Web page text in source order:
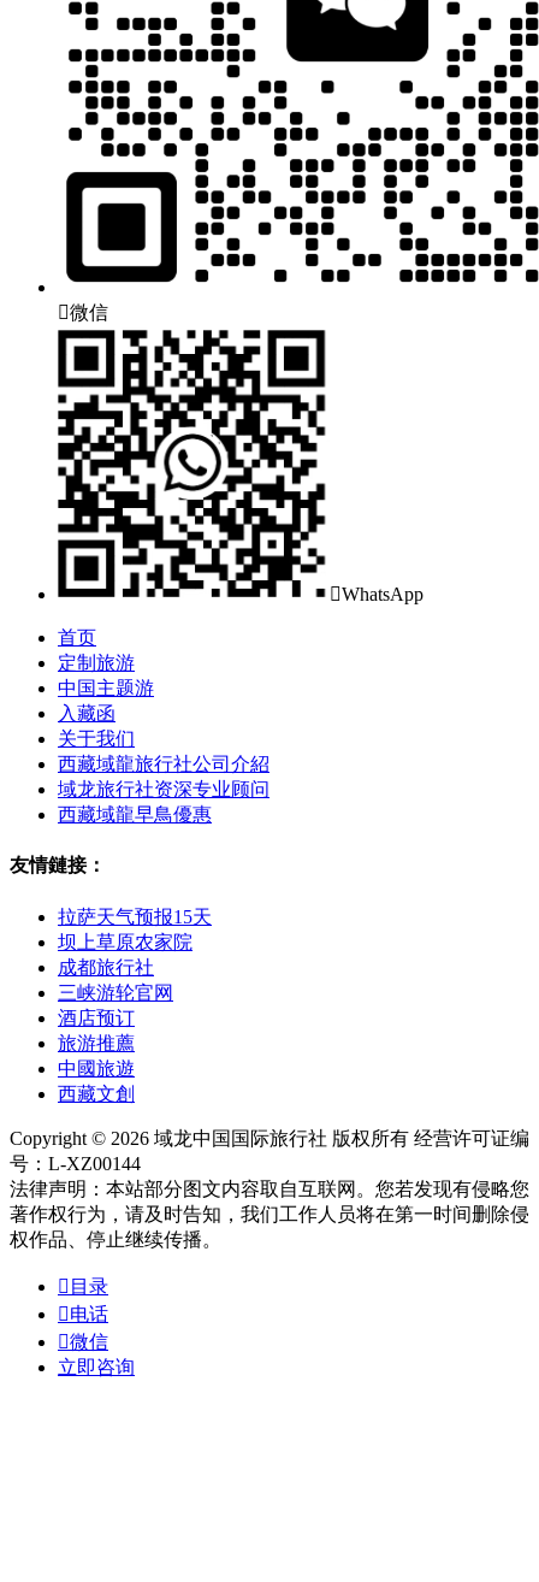
微信
WhatsApp
首页
定制旅游
中国主题游
入藏函
关于我们
西藏域龍旅行社公司介紹
域龙旅行社资深专业顾问
西藏域龍早鳥優惠
友情鏈接：
拉萨天气预报15天
坝上草原农家院
成都旅行社
三峡游轮官网
酒店预订
旅游推薦
中國旅遊
西藏文創
Copyright © 2026 域龙中国国际旅行社 版权所有 经营许可证编
号：L-XZ00144
法律声明：本站部分图文内容取自互联网。您若发现有侵略您
著作权行为，请及时告知，我们工作人员将在第一时间删除侵
权作品、停止继续传播。
 目录
电话
微信
立即咨询